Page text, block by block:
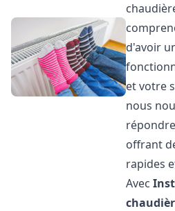
d'avoir
et votre
nous
offrant
rapides
Avec